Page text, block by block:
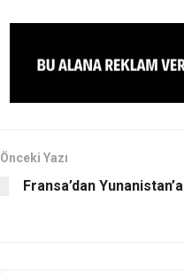
Önceki Yazı
Fransa’dan